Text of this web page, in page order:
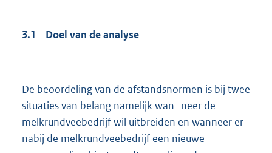
3.1 Doel van de analyse
De beoordeling van de afstandsnormen is bij twee
situaties van belang namelijk wan- neer de
melkrundveebedrijf wil uitbreiden en wanneer er
nabij de melkrundveebedrijf een nieuwe